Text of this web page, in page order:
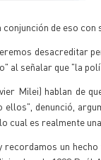
conjunción de eso
desacreditar
al señalar que "la
Milei) hablan de
ellos", denunció,
cual es realmente
recordamos un